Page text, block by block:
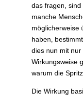
das fragen,
manche
möglicherweise
haben,
dies nun mit
Wirkungsweise
warum die
Die Wirkung